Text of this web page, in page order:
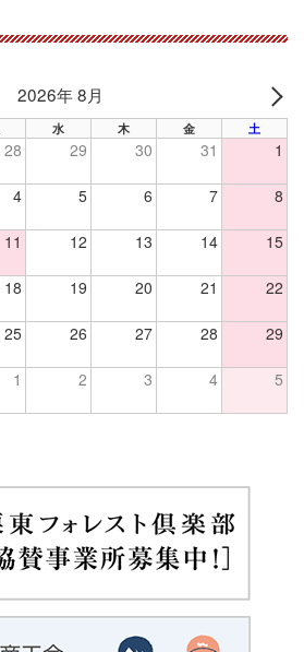
2026年 8月
水 木 金 土
28 29 30 31 1
4 5 6 7 8
11 12 13 14 15
18 19 20 21 22
25 26 27 28 29
1 2 3 4 5